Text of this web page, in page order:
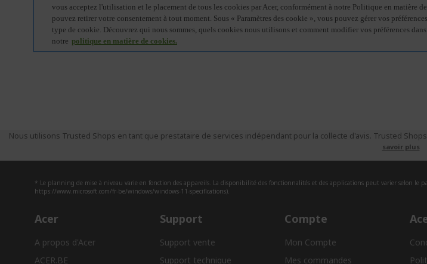
Nous utilisons Trusted Shops en tant que prestataire de services indépendant pour la collecte d'avis. Trusted
savoir plus
* Le planning de mise à niveau varie en fonction des appareils. La disponibilité des fonctionnalités et des applications peut varier selon le
https://www.microsoft.com/fr-be/windows/windows-11-specifications).
Acer
A propos d'Acer
ACER.BE
Support
Support vente
Support technique
Compte
Mon Compte
Mes commandes